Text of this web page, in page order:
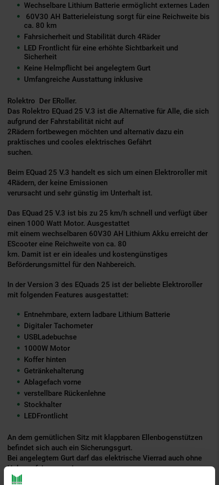
Wechselbare Lithium Batterie ermöglicht externes Laden
60V­30 AH Batterieleistung sorgt für eine Reichweite bis
ca. 80 km
Fahrsicherheit und Stabilität durch 4­Räder
LED ­Frontlicht für eine erhöhte Sichtbarkeit und
Sicherheit
Keine Helmpflicht bei angelegtem Gurt
Umfangreiche Ausstattung inklusive
Rolektro ­ Der E­Roller.
Das Rolektro E­Quad 25 V.3 ist die Alternative für Alle, die sich
aufgrund der Fahrstabilität nicht auf
2­Rädern fortbewegen möchten und alternativ dazu ein
praktisches und cooles elektrisches Gefährt
suchen.
Beim E­Quad 25 V.3 handelt es sich um einen Elektroroller mit
4­Rädern, der keine Emissionen
verursacht und sehr günstig im Unterhalt ist.
Das E­Quad 25 V.3 ist bis zu 25 km/h schnell und verfügt über
einen 1000 Watt Motor. Ausgestattet
mit einem wechselbaren 60V­30 AH Lithium Akku erreicht der
E­Scooter eine Reichweite von ca. 80
km. Damit ist er ein ideales und kostengünstiges
Beförderungsmittel für den Nahbereich.
In der Version 3 des E­Quads 25 ist der beliebte Elektroroller
mit folgenden Features ausgestattet:
Entnehmbare, extern ladbare Lithium Batterie
Digitaler Tachometer
USB­Ladebuchse
1000W Motor
Koffer hinten
Getränkehalterung
Ablagefach vorne
verstellbare Rückenlehne
Stockhalter
LED­Frontlicht
An dem gemütlichen Sitz mit klappbaren Ellenbogenstützen
befindet sich auch ein Sicherungsgurt.
Bei angelegtem Gurt darf das elektrische Vierrad auch ohne
Helm gefahren werden.
Das E­Quad 25 V.3 ist Dank des Rückwärtsganges sehr leicht